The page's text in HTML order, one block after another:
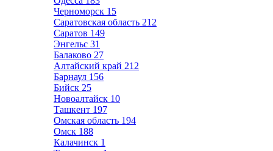
Черноморск 15
Саратовская область 212
Саратов 149
Энгельс 31
Балаково 27
Алтайский край 212
Барнаул 156
Бийск 25
Новоалтайск 10
Ташкент 197
Омская область 194
Омск 188
Калачинск 1